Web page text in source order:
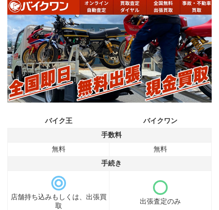
バイク王
バイクワン
手数料
無料
無料
手続き
店舗持ち込みもしくは、出張買
取
出張査定のみ